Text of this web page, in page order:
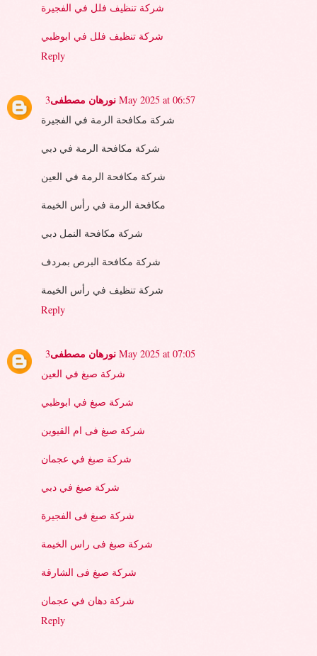
شركة تنظيف فلل في الفجيرة
شركة تنظيف فلل في ابوظبي
Reply
نورهان مصطفى 3 May 2025 at 06:57
شركة مكافحة الرمة في الفجيرة
شركة مكافحة الرمة في دبي
شركة مكافحة الرمة في العين
مكافحة الرمة في رأس الخيمة
شركة مكافحة النمل دبي
شركة مكافحة البرص بمردف
شركة تنظيف في رأس الخيمة
Reply
نورهان مصطفى 3 May 2025 at 07:05
شركة صبغ في العين
شركة صبغ في ابوظبي
شركة صبغ فى ام القيوين
شركة صبغ في عجمان
شركة صبغ في دبي
شركة صبغ فى الفجيرة
شركة صبغ فى راس الخيمة
شركة صبغ فى الشارقة
شركة دهان في عجمان
Reply